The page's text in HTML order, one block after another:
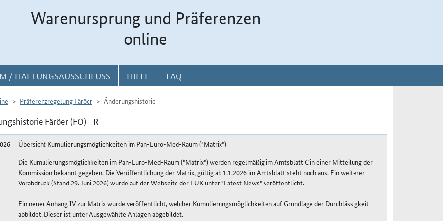
Warenursprung und Präferenzen
online
/ HAFTUNGSAUSSCHLUSS HILFE FAQ
Präferenzregelung Färöer Änderungshistorie
Färöer (FO) - R
Übersicht Kumulierungsmöglichkeiten im Pan-Euro-Med-Raum ("Matrix")
Die Kumulierungsmöglichkeiten im Pan-Euro-Med-Raum ("Matrix") werden regelmäßig im Amtsblatt C in einer Mitteilung der
Kommission bekannt gegeben. Die Veröffentlichung der Matrix, gültig ab 1.1.2026 im Amtsblatt steht noch aus. Ein weiterer
Vorabdruck (Stand 29. Juni 2026) wurde auf der Webseite der EUK unter "Latest News" veröffentlicht.
Ein neuer Anhang IV zur Matrix wurde veröffentlicht, welcher Kumulierungsmöglichkeiten auf Grundlage der Durchlässigkeit
abbildet. Dieser ist unter Ausgewählte Anlagen abgebildet.